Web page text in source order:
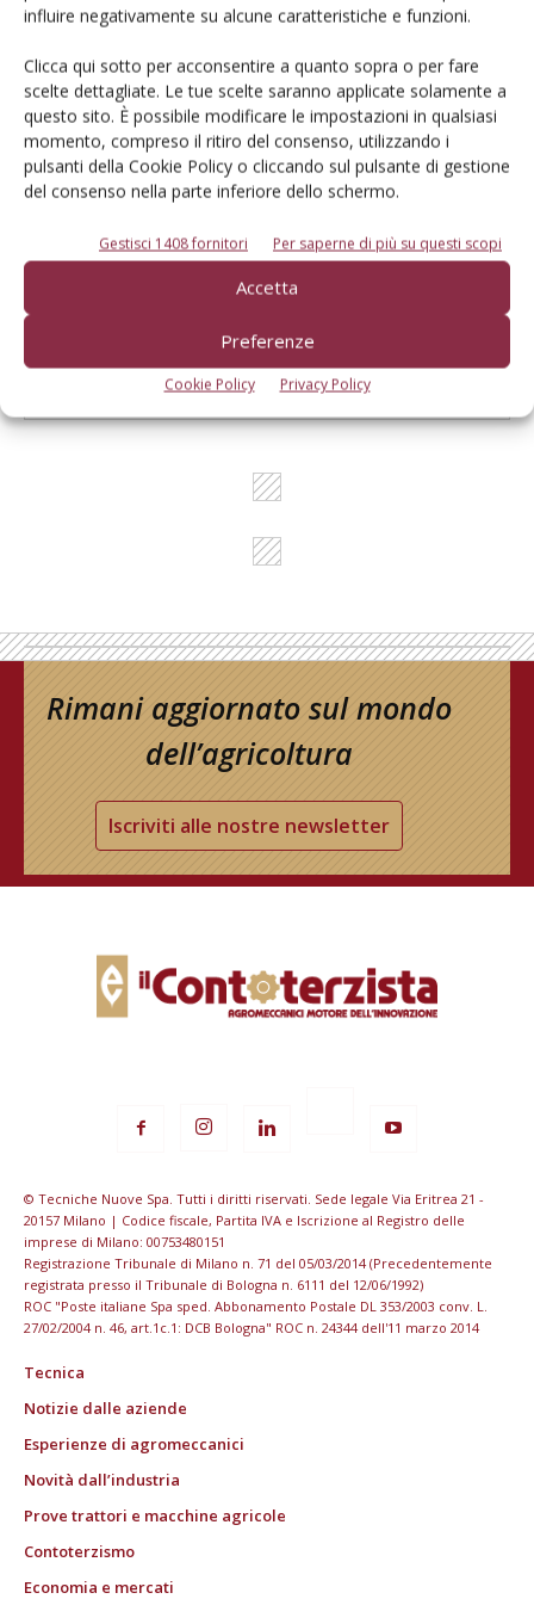
influire negativamente su alcune caratteristiche e funzioni.
Clicca qui sotto per acconsentire a quanto sopra o per fare
scelte dettagliate. Le tue scelte saranno applicate solamente a
questo sito. È possibile modificare le impostazioni in qualsiasi
momento, compreso il ritiro del consenso, utilizzando i
pulsanti della Cookie Policy o cliccando sul pulsante di gestione
del consenso nella parte inferiore dello schermo.
Gestisci 1408 fornitori Per saperne di più su questi scopi
Accetta
Preferenze
Cookie Policy Privacy Policy
Un modo semplice per cercare un'azienda o un
prodotto!
Cerca adesso
L'Esperto risponde
Cerca adesso
Rimani aggiornato sul mondo
dell’agricoltura
Iscriviti alle nostre newsletter
© Tecniche Nuove Spa. Tutti i diritti riservati. Sede legale Via Eritrea 21 -
20157 Milano | Codice fiscale, Partita IVA e Iscrizione al Registro delle
imprese di Milano: 00753480151
Registrazione Tribunale di Milano n. 71 del 05/03/2014 (Precedentemente
registrata presso il Tribunale di Bologna n. 6111 del 12/06/1992)
ROC "Poste italiane Spa sped. Abbonamento Postale DL 353/2003 conv. L.
27/02/2004 n. 46, art.1c.1: DCB Bologna" ROC n. 24344 dell'11 marzo 2014
Tecnica
Notizie dalle aziende
Esperienze di agromeccanici
Novità dall’industria
Prove trattori e macchine agricole
Contoterzismo
Economia e mercati